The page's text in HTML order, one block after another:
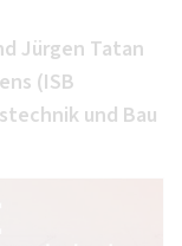
Jürgen Tatan
(ISB
und Bau